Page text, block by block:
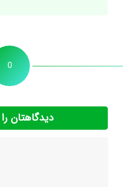
0
دیدگاهتان